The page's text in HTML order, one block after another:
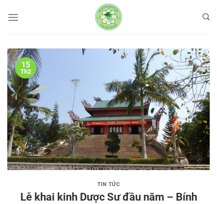
qua
15
Th2
TIN TỨC
Lễ khai kinh Dược Sư đầu năm – Bính